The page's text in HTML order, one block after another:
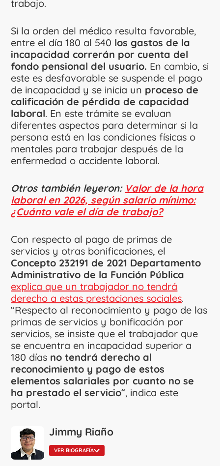
trabajo.
Si la orden del médico resulta favorable,
entre el día 180 al 540 los gastos de la
incapacidad correrán por cuenta del
fondo pensional del usuario. En cambio, si
este es desfavorable se suspende el pago
de incapacidad y se inicia un proceso de
calificación de pérdida de capacidad
laboral. En este trámite se evaluan
diferentes aspectos para determinar si la
persona está en las condiciones físicas o
mentales para trabajar después de la
enfermedad o accidente laboral.
Otros también leyeron: Valor de la hora
laboral en 2026, según salario mínimo:
¿Cuánto vale el día de trabajo?
Con respecto al pago de primas de
servicios y otras bonificaciones, el
Concepto 232191 de 2021 Departamento
Administrativo de la Función Pública
explica que un trabajador no tendrá
derecho a estas prestaciones sociales.
“Respecto al reconocimiento y pago de las
primas de servicios y bonificación por
servicios, se insiste que el trabajador que
se encuentra en incapacidad superior a
180 días no tendrá derecho al
reconocimiento y pago de estos
elementos salariales por cuanto no se
ha prestado el servicio“, indica este
portal.
Jimmy Riaño
VER BIOGRAFÍA